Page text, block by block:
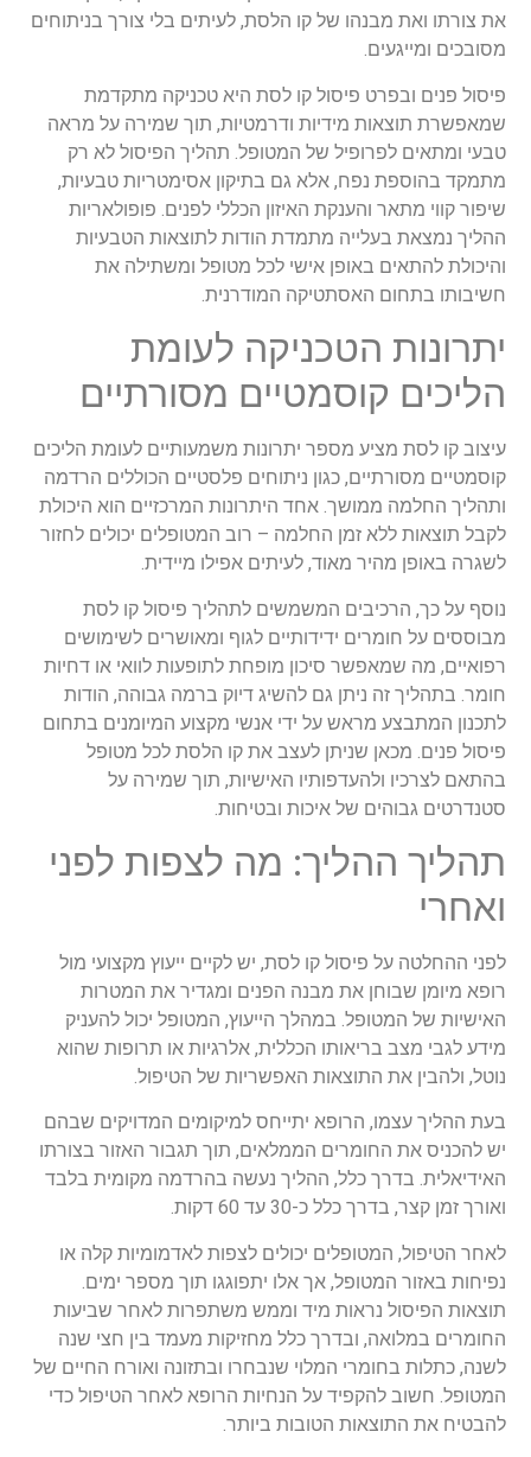
את צורתו ואת מבנהו של קו הלסת, לעיתים בלי צורך בניתוחים
מסובכים ומייגעים.
פיסול פנים ובפרט פיסול קו לסת היא טכניקה מתקדמת
שמאפשרת תוצאות מידיות ודרמטיות, תוך שמירה על מראה
טבעי ומתאים לפרופיל של המטופל. תהליך הפיסול לא רק
מתמקד בהוספת נפח, אלא גם בתיקון אסימטריות טבעיות,
שיפור קווי מתאר והענקת האיזון הכללי לפנים. פופולאריות
ההליך נמצאת בעלייה מתמדת הודות לתוצאות הטבעיות
והיכולת להתאים באופן אישי לכל מטופל ומשתילה את
חשיבותו בתחום האסתטיקה המודרנית.
יתרונות הטכניקה לעומת
הליכים קוסמטיים מסורתיים
עיצוב קו לסת מציע מספר יתרונות משמעותיים לעומת הליכים
קוסמטיים מסורתיים, כגון ניתוחים פלסטיים הכוללים הרדמה
ותהליך החלמה ממושך. אחד היתרונות המרכזיים הוא היכולת
לקבל תוצאות ללא זמן החלמה – רוב המטופלים יכולים לחזור
לשגרה באופן מהיר מאוד, לעיתים אפילו מיידית.
נוסף על כך, הרכיבים המשמשים לתהליך פיסול קו לסת
מבוססים על חומרים ידידותיים לגוף ומאושרים לשימושים
רפואיים, מה שמאפשר סיכון מופחת לתופעות לוואי או דחיות
חומר. בתהליך זה ניתן גם להשיג דיוק ברמה גבוהה, הודות
לתכנון המתבצע מראש על ידי אנשי מקצוע המיומנים בתחום
פיסול פנים. מכאן שניתן לעצב את קו הלסת לכל מטופל
בהתאם לצרכיו ולהעדפותיו האישיות, תוך שמירה על
סטנדרטים גבוהים של איכות ובטיחות.
תהליך ההליך: מה לצפות לפני
ואחרי
לפני ההחלטה על פיסול קו לסת, יש לקיים ייעוץ מקצועי מול
רופא מיומן שבוחן את מבנה הפנים ומגדיר את המטרות
האישיות של המטופל. במהלך הייעוץ, המטופל יכול להעניק
מידע לגבי מצב בריאותו הכללית, אלרגיות או תרופות שהוא
נוטל, ולהבין את התוצאות האפשריות של הטיפול.
בעת ההליך עצמו, הרופא יתייחס למיקומים המדויקים שבהם
יש להכניס את החומרים הממלאים, תוך תגבור האזור בצורתו
האידיאלית. בדרך כלל, ההליך נעשה בהרדמה מקומית בלבד
ואורך זמן קצר, בדרך כלל כ-30 עד 60 דקות.
לאחר הטיפול, המטופלים יכולים לצפות לאדמומיות קלה או
נפיחות באזור המטופל, אך אלו יתפוגגו תוך מספר ימים.
תוצאות הפיסול נראות מיד וממש משתפרות לאחר שביעות
החומרים במלואה, ובדרך כלל מחזיקות מעמד בין חצי שנה
לשנה, כתלות בחומרי המלוי שנבחרו ובתזונה ואורח החיים של
המטופל. חשוב להקפיד על הנחיות הרופא לאחר הטיפול כדי
להבטיח את התוצאות הטובות ביותר.